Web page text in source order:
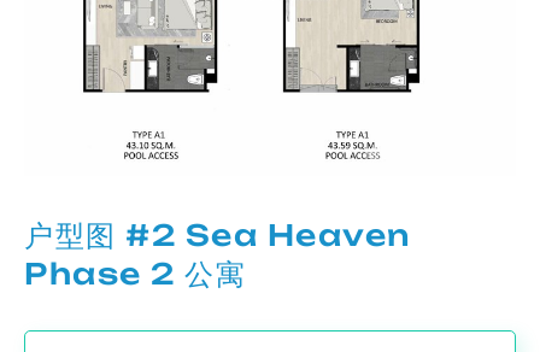
户型图 #2 Sea Heaven
Phase 2 公寓